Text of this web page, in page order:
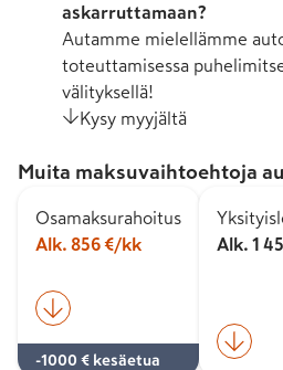
askarruttamaan?
Autamme mielellämme
toteuttamisessa
välityksellä!
Kysy myyjältä
Muita maksuvaihtoehtoja
Osamaksurahoitus
Alk. 856 €/kk
-1000 € kesäetua
Alk. 1